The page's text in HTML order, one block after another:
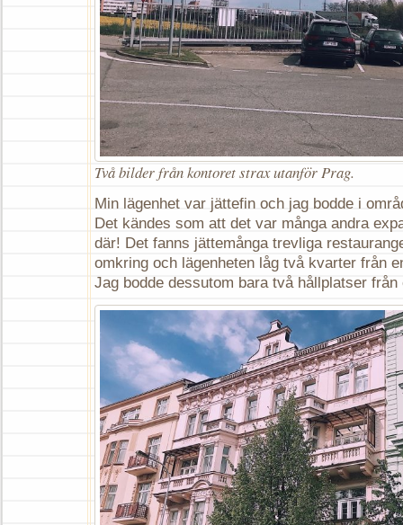
Två bilder från kontoret strax utanför Prag.
Min lägenhet var jättefin och jag bodde i
Det kändes som att det var många andra
där! Det fanns jättemånga trevliga
omkring och lägenheten låg två kvarter från
Jag bodde dessutom bara två hållplatser från